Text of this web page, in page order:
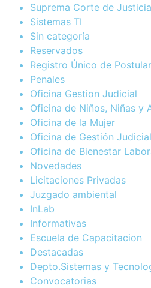
Suprema Corte de Justicia
Sistemas TI
Sin categoría
Reservados
Registro Único de
Penales
Oficina Gestion Judicial
Oficina de Niños, Niñas y
Oficina de la Mujer
Oficina de Gestión
Oficina de Bienestar
Novedades
Licitaciones Privadas
Juzgado ambiental
InLab
Informativas
Escuela de Capacitacion
Destacadas
Depto.Sistemas y
Convocatorias